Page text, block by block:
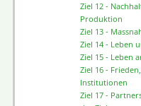
Ziel 12 -
Produktion
Ziel 13 -
Ziel 14 - Leben
Ziel 15 - Leben
Ziel 16 -
Institutionen
Ziel 17 -